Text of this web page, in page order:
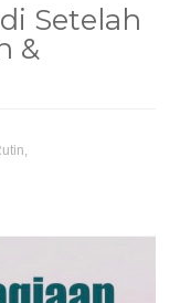
Setelah
&